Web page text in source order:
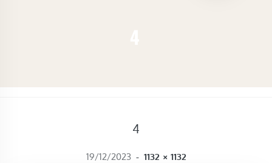
4
19/12/2023 - FULL SIZE
1132 × 1132